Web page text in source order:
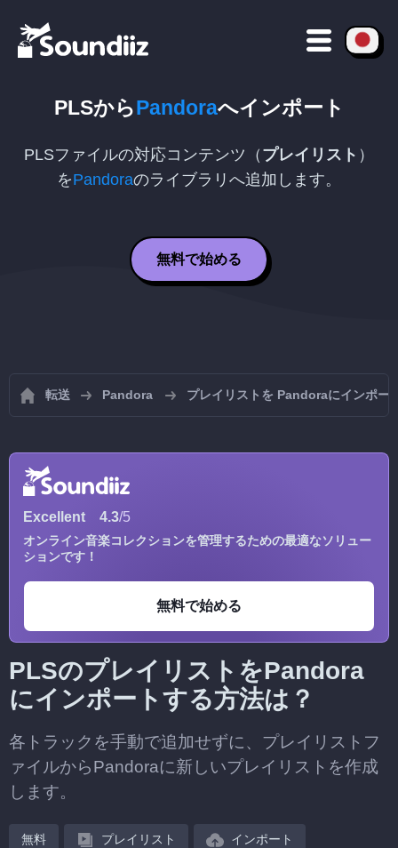
PLSからPandoraへインポート
PLSファイルの対応コンテンツ（ プレイリスト ）
をPandoraのライブラリへ追加します。
無料で始める
転送 Pandora プレイリストを Pandoraにインポー
Excellent 4.3/5
オンライン音楽コレクションを管理するための最適なソリュー
ションです！
無料で始める
PLSのプレイリストをPandora
にインポートする方法は？
各トラックを手動で追加せずに、プレイリストフ
ァイルからPandoraに新しいプレイリストを作成
します。
無料 プレイリスト インポート